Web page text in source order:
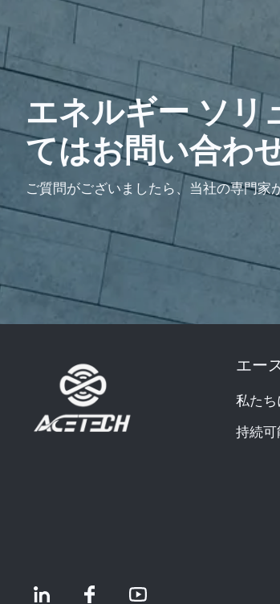
エネルギー ソリ
てはお問い合わ
ご質問がございましたら、当社の専門家
エー
私たち
持続可